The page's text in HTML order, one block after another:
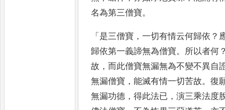
名為第三僧寶。
「 是三僧寶 ，一切有情云何歸依 ？
歸依第一義諦無為僧寶。 所以者何
故 ，而此僧寶無漏無為不變不異自
無漏僧寶 ，能滅有情一切苦故。復
無漏功德 ，得此法已 ，演三乘法度